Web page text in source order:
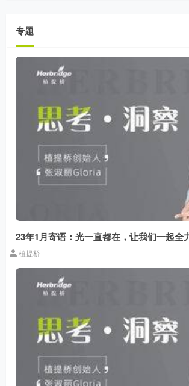
专题
23年1月寄语：光一直都在，让我们一起全
植提桥